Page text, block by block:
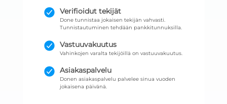
Verifioidut tekijät
Done tunnistaa jokaisen tekijän vahvasti.
Tunnistautuminen tehdään pankkitunnuksilla.
Vastuuvakuutus
Vahinkojen varalta tekijöillä on vastuuvakuutus.
Asiakaspalvelu
Donen asiakaspalvelu palvelee sinua vuoden
jokaisena päivänä.